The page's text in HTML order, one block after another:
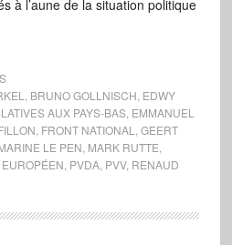
à l’aune de la situation politique
BRUNO GOLLNISCH EDWY
AUX PAYS-BAS, EMMANUEL
FRONT NATIONAL
GEERT
LE PEN MARK RUTTE
PVDA, PVV, RENAUD